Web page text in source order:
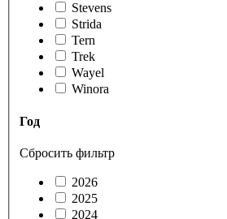
Stevens
Strida
Tern
Trek
Wayel
Winora
Год
Сбросить фильтр
2026
2025
2024